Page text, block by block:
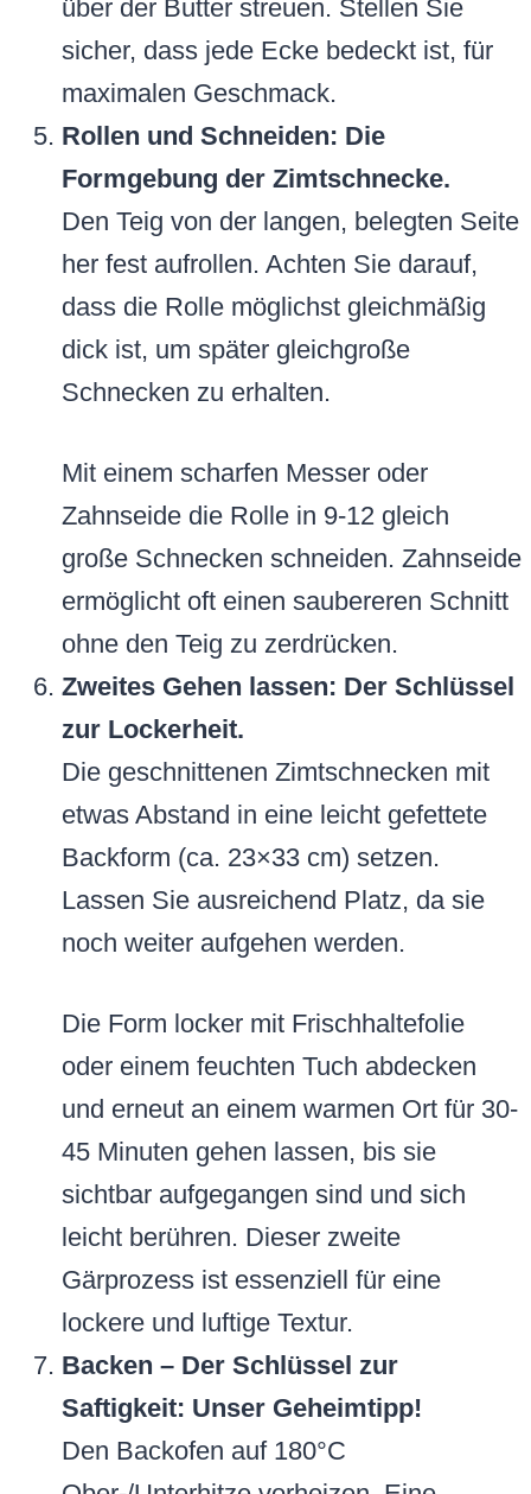
über der Butter streuen. Stellen Sie
sicher, dass jede Ecke bedeckt ist, für
maximalen Geschmack.
Rollen und Schneiden: Die
Formgebung der Zimtschnecke.
Den Teig von der langen, belegten Seite
her fest aufrollen. Achten Sie darauf,
dass die Rolle möglichst gleichmäßig
dick ist, um später gleichgroße
Schnecken zu erhalten.
Mit einem scharfen Messer oder
Zahnseide die Rolle in 9-12 gleich
große Schnecken schneiden. Zahnseide
ermöglicht oft einen saubereren Schnitt
ohne den Teig zu zerdrücken.
Zweites Gehen lassen: Der Schlüssel
zur Lockerheit.
Die geschnittenen Zimtschnecken mit
etwas Abstand in eine leicht gefettete
Backform (ca. 23×33 cm) setzen.
Lassen Sie ausreichend Platz, da sie
noch weiter aufgehen werden.
Die Form locker mit Frischhaltefolie
oder einem feuchten Tuch abdecken
und erneut an einem warmen Ort für 30-
45 Minuten gehen lassen, bis sie
sichtbar aufgegangen sind und sich
leicht berühren. Dieser zweite
Gärprozess ist essenziell für eine
lockere und luftige Textur.
Backen – Der Schlüssel zur
Saftigkeit: Unser Geheimtipp!
Den Backofen auf 180°C